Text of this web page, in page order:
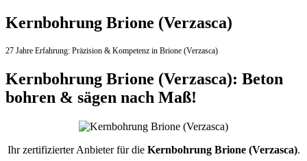
Kernbohrung Brione (Verzasca)
27 Jahre Erfahrung: Präzision & Kompetenz in Brione (Verzasca)
Kernbohrung Brione (Verzasca): Beton
bohren & sägen nach Maß!
Ihr zertifizierter Anbieter für die Kernbohrung Brione (Verzasca).